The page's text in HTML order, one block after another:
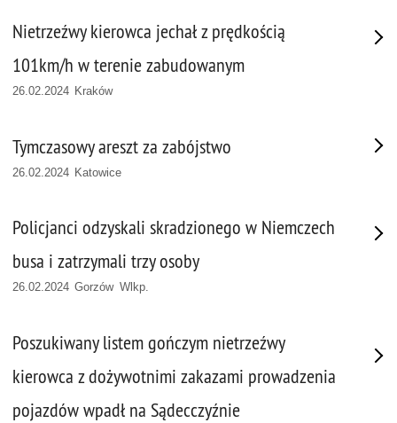
Nietrzeźwy kierowca jechał z prędkością
101km/h w terenie zabudowanym
26.02.2024 Kraków
Tymczasowy areszt za zabójstwo
26.02.2024 Katowice
Policjanci odzyskali skradzionego w Niemczech
busa i zatrzymali trzy osoby
26.02.2024 Gorzów Wlkp.
Poszukiwany listem gończym nietrzeźwy
kierowca z dożywotnimi zakazami prowadzenia
pojazdów wpadł na Sądecczyźnie